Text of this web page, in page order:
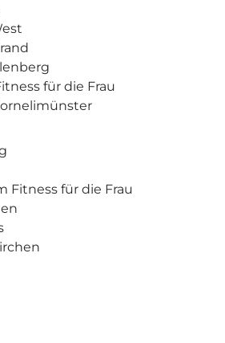
für die Frau
Fitness für die Frau